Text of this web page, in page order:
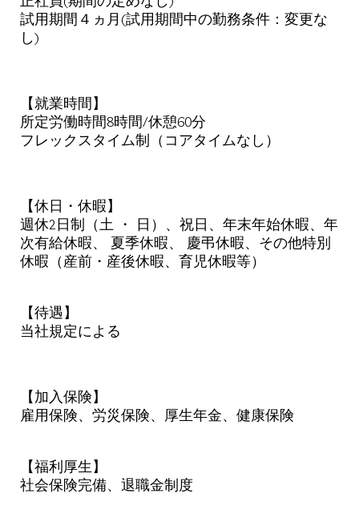
試用期間４ヵ月(試用期間中の勤務条件：変更な
し)
【就業時間】
所定労働時間8時間/休憩60分
フレックスタイム制（コアタイムなし）
【休日・休暇】
週休2日制（土 ・ 日）、祝日、年末年始休暇、年
次有給休暇、 夏季休暇、 慶弔休暇、その他特別
休暇（産前・産後休暇、育児休暇等）
【待遇】
当社規定による
【加入保険】
雇用保険、労災保険、厚生年金、健康保険
【福利厚生】
社会保険完備、退職金制度